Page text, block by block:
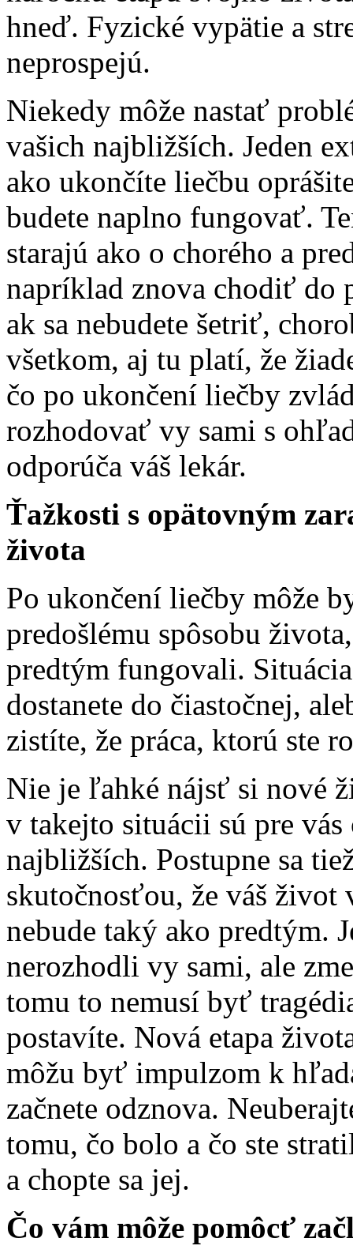
hneď. Fyzické vypätie a
neprospejú.
Niekedy môže nastať
vašich najbližších. Jeden
ako ukončíte liečbu
budete naplno fungovať.
starajú ako o chorého a
napríklad znova chodiť do
ak sa nebudete šetriť,
všetkom, aj tu platí, že
čo po ukončení liečby
rozhodovať vy sami s
odporúča váš lekár.
Ťažkosti s opätovným
života
Po ukončení liečby môže
predošlému spôsobu
predtým fungovali.
dostanete do čiastočnej,
zistíte, že práca, ktorú ste
Nie je ľahké nájsť si nové
v takejto situácii sú pre
najbližších. Postupne sa
skutočnosťou, že váš
nebude taký ako predtým.
nerozhodli vy sami, ale
tomu to nemusí byť
postavíte. Nová etapa
môžu byť impulzom k
začnete odznova.
tomu, čo bolo a čo ste
a chopte sa jej.
Čo vám môže pomôcť